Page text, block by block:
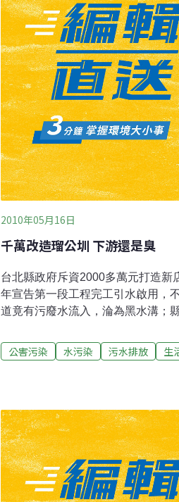
2010年05月16日
千萬改造瑠公圳 下游還是臭
台北縣政府斥資2000多萬元打造新
年宣告第一段工程完工引水啟用，
道竟有污廢水流入，淪為黑水溝；
長陳耀東說，將會與水利局、環保
環境清潔。城鄉局企建科長童銘章
接至污水處理系統。
公害污染 水污染 污水排放 生